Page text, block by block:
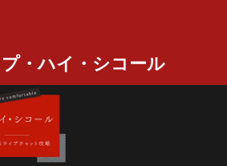
・ハイ・シコール